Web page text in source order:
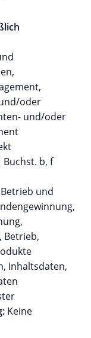
oder
und/oder
Buchst. b, f
und
Betrieb,
Inhaltsdaten,
Keine